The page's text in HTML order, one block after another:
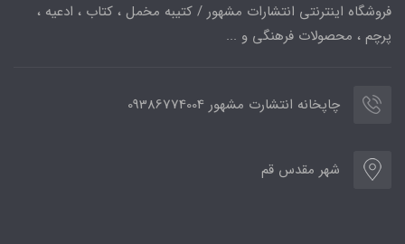
فروشگاه اینترنتی انتشارات مشهور / کتیبه مخمل ، کتاب ، ادعیه ،
پرچم ، محصولات فرهنگی و ...
چاپخانه انتشارت مشهور 09386774004
شهر مقدس قم